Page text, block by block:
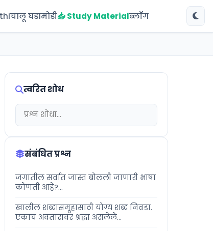
चालू घडामोडी📥 Study Materialब्लॉग
त्वरित शोध
संबंधित प्रश्न
जगातील सर्वात जास्त बोलली जाणारी भाषा
कोणती आहे?...
खालील शब्दासमूहासाठी योग्य शब्द निवडा.
एकाच अवतारावर श्रद्धा असलेले...